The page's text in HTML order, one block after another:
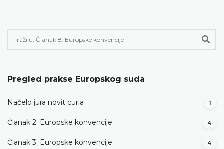
Pregled prakse Europskog suda
Načelo jura novit curia 1
Članak 2. Europske konvencije 4
Članak 3. Europske konvencije 4